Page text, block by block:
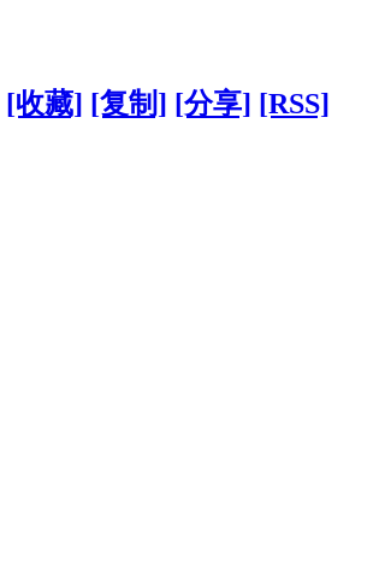
[收藏] [复制] [分享] [RSS]